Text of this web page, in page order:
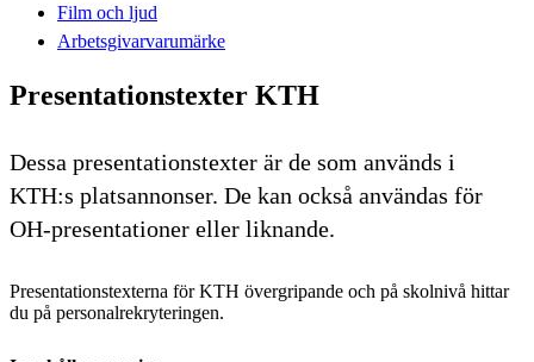
Film och ljud
Arbetsgivarvarumärke
Presentationstexter KTH
Dessa presentationstexter är de som används i
KTH:s platsannonser. De kan också användas för
OH-presentationer eller liknande.
Presentationstexterna för KTH övergripande och på skolnivå hittar
du på personalrekryteringen.